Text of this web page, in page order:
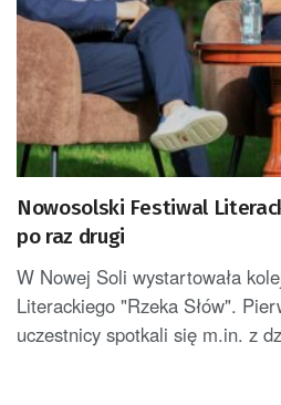
Nowosolski Festiwal
po raz drugi
W Nowej Soli wystartowała
Literackiego "Rzeka Słów".
uczestnicy spotkali się m.in. z